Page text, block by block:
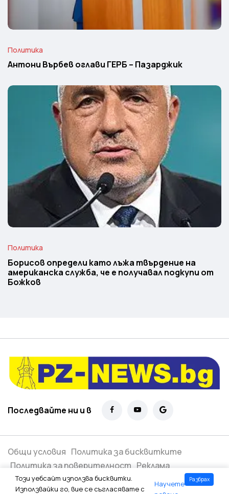
Политика
Антони Върбев оглави ГЕРБ – Пазарджик
Политика
Борисов определи като лъжа твърдение на
американска служба, че е получавал подкупи от
Божков
Последвайте ни и в
Общи условия Политика за бисквитките
Политика за поверителност Реклама
Всички права запазени ©
Този уебсайт използва бисквитки.
Използвайки го, вие се съгласявате с
Научете
Разбрах